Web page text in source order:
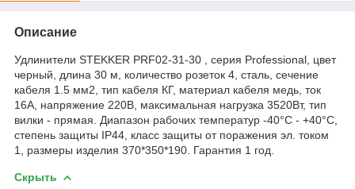
Описание
Удлинители STEKKER PRF02-31-30 , серия Professional, цвет
черный, длина 30 м, количество розеток 4, сталь, сечение
кабеля 1.5 мм2, тип кабеля КГ, материал кабеля медь, ток
16А, напряжение 220В, максимальная нагрузка 3520Вт, тип
вилки - прямая. Диапазон рабочих температур -40°C - +40°C,
степень защиты IP44, класс защиты от поражения эл. током
1, размеры изделия 370*350*190. Гарантия 1 год.
Скрыть